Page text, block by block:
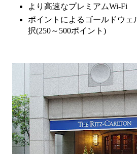
より高速なプレミアムWi-Fi
ポイントによるゴールドウェ
択(250～500ポイント)